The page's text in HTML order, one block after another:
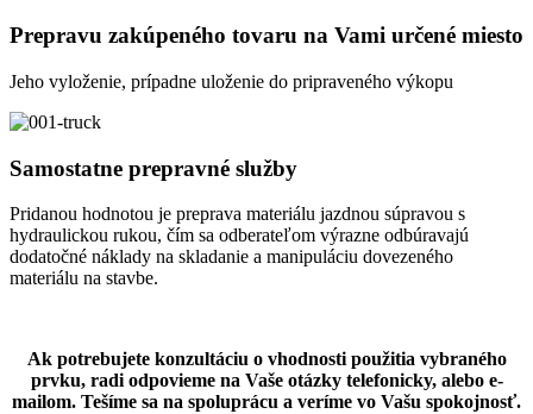
Prepravu zakúpeného tovaru na Vami určené miesto
Jeho vyloženie, prípadne uloženie do pripraveného výkopu
Samostatne prepravné služby
Pridanou hodnotou je preprava materiálu jazdnou súpravou s
hydraulickou rukou, čím sa odberateľom výrazne odbúravajú
dodatočné náklady na skladanie a manipuláciu dovezeného
materiálu na stavbe.
Ak potrebujete konzultáciu o vhodnosti použitia vybraného
prvku, radi odpovieme na Vaše otázky telefonicky, alebo e-
mailom. Tešíme sa na spoluprácu a veríme vo Vašu spokojnosť.